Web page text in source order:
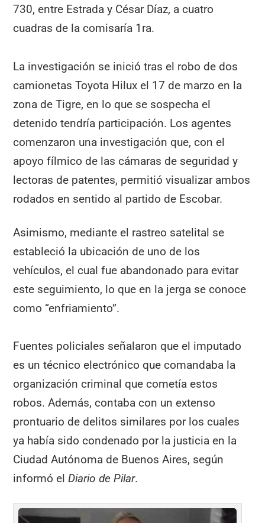
730, entre Estrada y César Díaz, a cuatro
cuadras de la comisaría 1ra.
La investigación se inició tras el robo de dos
camionetas Toyota Hilux el 17 de marzo en la
zona de Tigre, en lo que se sospecha el
detenido tendría participación. Los agentes
comenzaron una investigación que, con el
apoyo fílmico de las cámaras de seguridad y
lectoras de patentes, permitió visualizar ambos
rodados en sentido al partido de Escobar.
Asimismo, mediante el rastreo satelital se
estableció la ubicación de uno de los
vehículos, el cual fue abandonado para evitar
este seguimiento, lo que en la jerga se conoce
como “enfriamiento”.
Fuentes policiales señalaron que el imputado
es un técnico electrónico que comandaba la
organización criminal que cometía estos
robos. Además, contaba con un extenso
prontuario de delitos similares por los cuales
ya había sido condenado por la justicia en la
Ciudad Autónoma de Buenos Aires, según
informó elDiario de Pilar.